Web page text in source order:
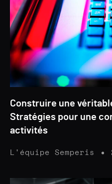
Construire une
Stratégies pour une
activités
L'équipe Semperis